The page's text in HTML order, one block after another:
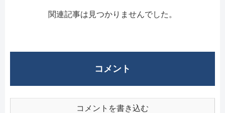
関連記事は見つかりませんでした。
コメント
コメントを書き込む